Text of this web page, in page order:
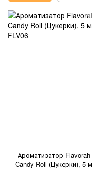
Ароматизатор Flavorah
Candy Roll (Цукерки), 5